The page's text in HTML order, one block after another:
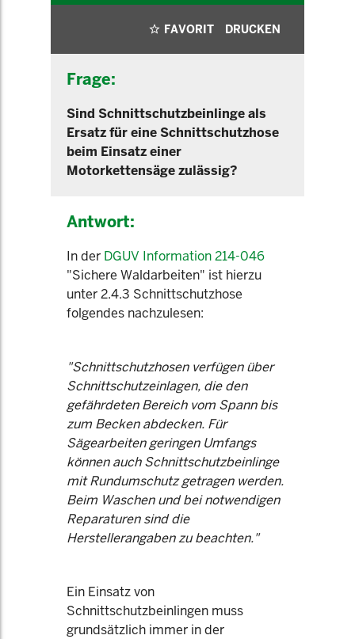
FAVORIT DRUCKEN
Frage:
Sind Schnittschutzbeinlinge als
Ersatz für eine Schnittschutzhose
beim Einsatz einer
Motorkettensäge zulässig?
Antwort:
In der DGUV Information 214-046
"Sichere Waldarbeiten" ist hierzu
unter 2.4.3 Schnittschutzhose
folgendes nachzulesen:
"Schnittschutzhosen verfügen über
Schnittschutzeinlagen, die den
gefährdeten Bereich vom Spann bis
zum Becken abdecken. Für
Sägearbeiten geringen Umfangs
können auch Schnittschutzbeinlinge
mit Rundumschutz getragen werden.
Beim Waschen und bei notwendigen
Reparaturen sind die
Herstellerangaben zu beachten."
Ein Einsatz von
Schnittschutzbeinlingen muss
grundsätzlich immer in der